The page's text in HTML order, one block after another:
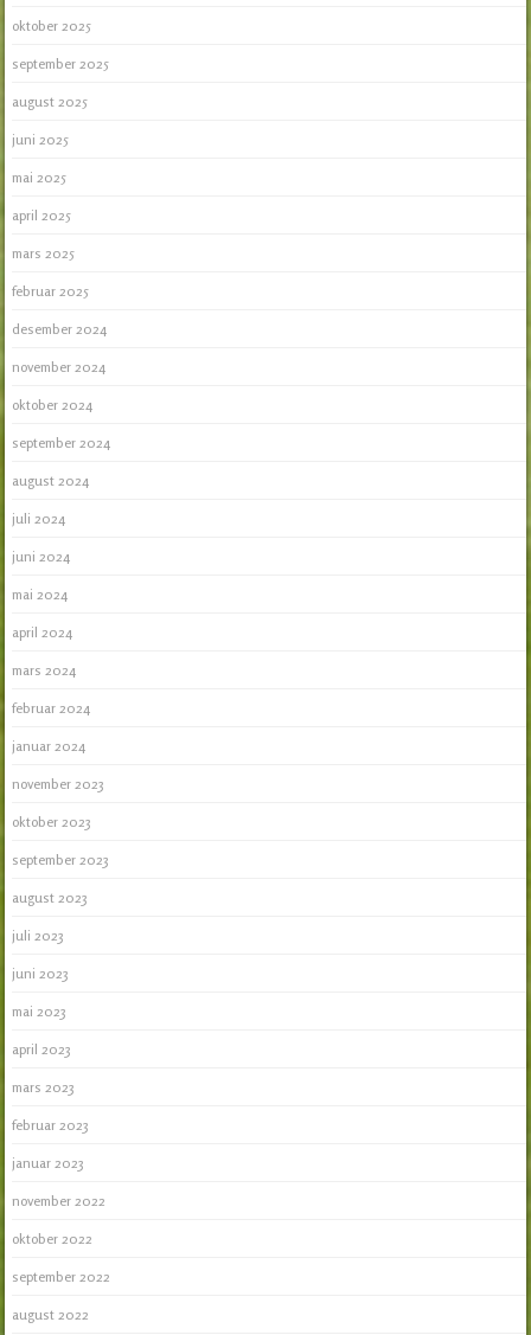
oktober 2025
september 2025
august 2025
juni 2025
mai 2025
april 2025
mars 2025
februar 2025
desember 2024
november 2024
oktober 2024
september 2024
august 2024
juli 2024
juni 2024
mai 2024
april 2024
mars 2024
februar 2024
januar 2024
november 2023
oktober 2023
september 2023
august 2023
juli 2023
juni 2023
mai 2023
april 2023
mars 2023
februar 2023
januar 2023
november 2022
oktober 2022
september 2022
august 2022